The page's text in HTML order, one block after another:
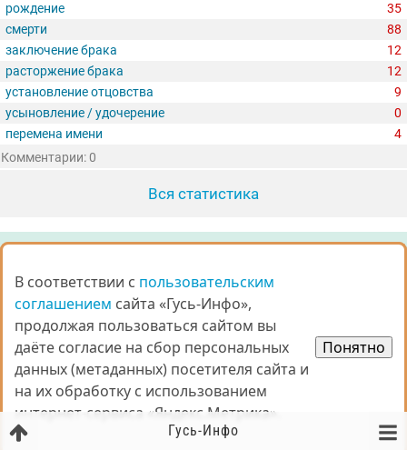
рождение
35
смерти
88
заключение брака
12
расторжение брака
12
установление отцовства
9
усыновление / удочерение
0
перемена имени
4
Комментарии: 0
Вся статистика
ПРОШЕДШИЕ ОПРОСЫ
Как вы считаете, что нужно сделать со зданием в
котором располагается Служба единого заказчика?
Комментарии: 155
Лидер голосования
Снести и расширить прогулочную зону,
открыв вид на озеро
Гусь-Инфо
В соответствии с пользовательским
соглашением сайта «Гусь-Инфо»,
продолжая пользоваться сайтом вы
даёте согласие на сбор персональных
данных (метаданных) посетителя сайта и
на их обработку с использованием
интернет-сервиса «Яндекс.Метрика».
Понятно
В соответствии с пользовательским
соглашением сайта «Гусь-Инфо»,
продолжая пользоваться сайтом вы
даёте согласие на сбор персональных
данных (метаданных) посетителя сайта и
на их обработку с использованием
интернет-сервиса «Яндекс.Метрика».
Понятно